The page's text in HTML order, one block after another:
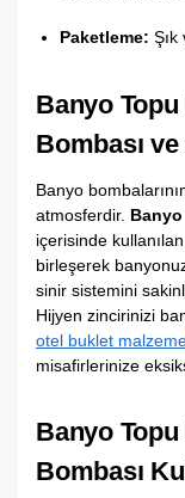
Paketleme:
Banyo
Bombası
Banyo
atmosferdir.
içerisinde
birleşerek
sinir sistemini
Hijyen zincirinizi
otel buklet
misafirlerinize
Banyo
Bombası